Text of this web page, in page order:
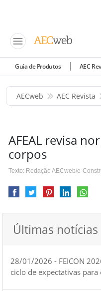
Guia de Produtos AEC
AECweb AEC Revista
AFEAL revisa
corpos
Texto: Redação AECweb/e-
Últimas notícias
28/01/2026 - FEICON
ciclo de expectativas para